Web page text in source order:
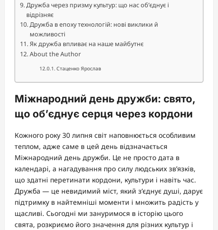
Дружба через призму культур: що нас об’єднує і
відрізняє
Дружба в епоху технологій: нові виклики й
можливості
Як дружба впливає на наше майбутнє
About the Author
Стаценко Ярослав
Міжнародний день дружби: свято,
що об’єднує серця через кордони
Кожного року 30 липня світ наповнюється особливим
теплом, адже саме в цей день відзначається
Міжнародний день дружби. Це не просто дата в
календарі, а нагадування про силу людських зв’язків,
що здатні перетинати кордони, культури і навіть час.
Дружба — це невидимий міст, який з’єднує душі, дарує
підтримку в найтемніші моменти і множить радість у
щасливі. Сьогодні ми зануримося в історію цього
свята, розкриємо його значення для різних культур і